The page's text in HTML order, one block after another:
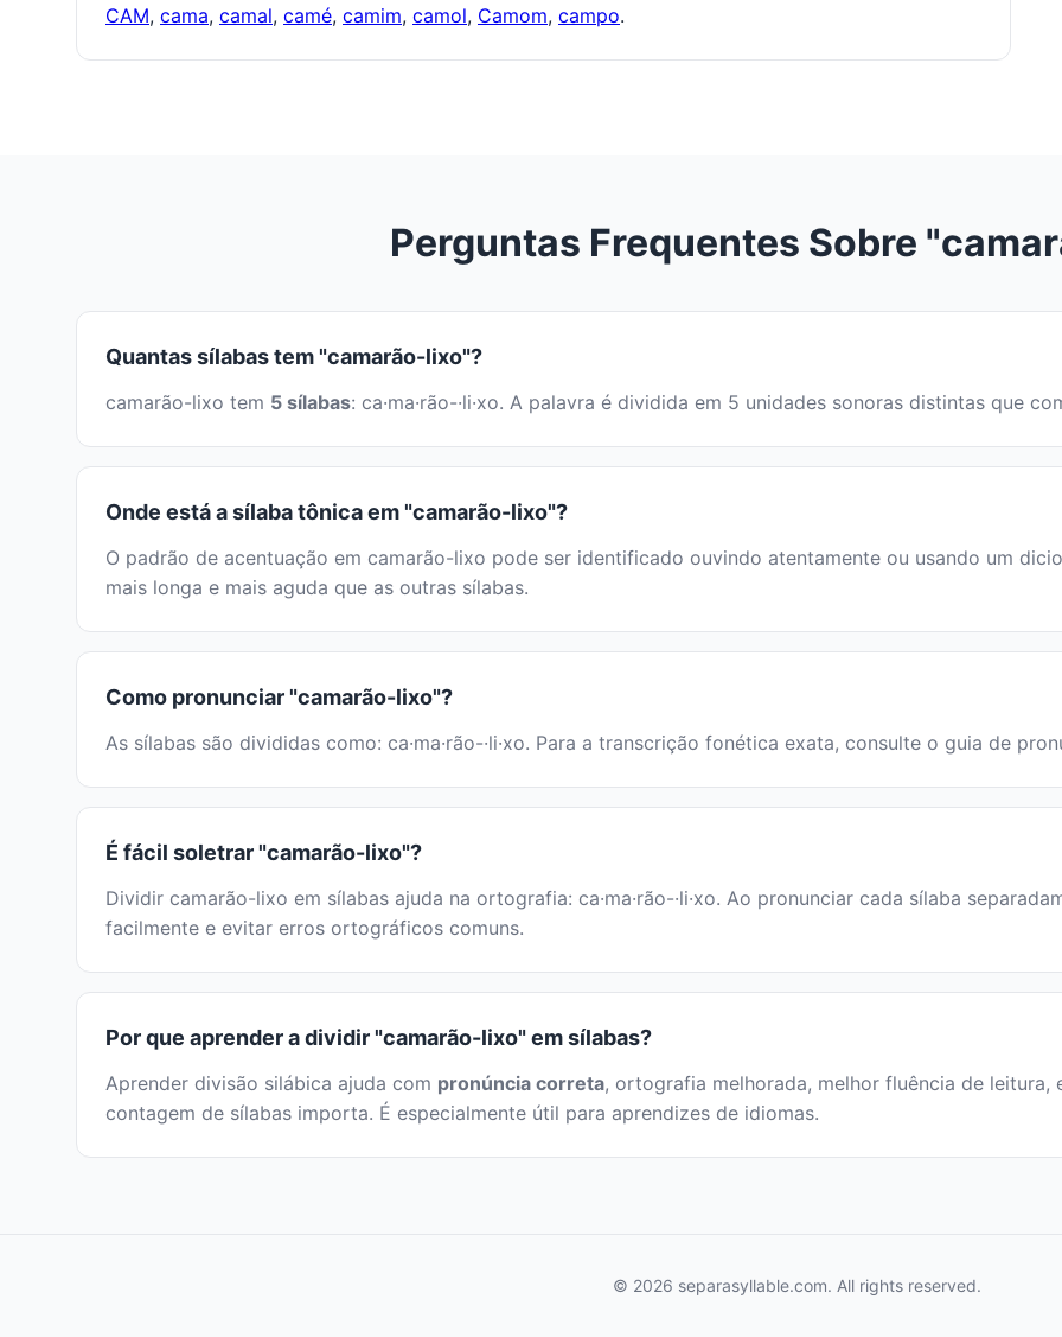
CAM, cama, camal, camé, camim, camol, Camom, campo.
Perguntas Frequentes Sobre
Quantas sílabas tem "camarão-lixo"?
camarão-lixo tem 5 sílabas: ca·ma·rão-·li·xo. A palavra é dividida em 5 unidades sonoras distintas que
Onde está a sílaba tônica em "camarão-lixo"?
O padrão de acentuação em camarão-lixo pode ser identificado ouvindo atentamente ou usando um
mais longa e mais aguda que as outras sílabas.
Como pronunciar "camarão-lixo"?
As sílabas são divididas como: ca·ma·rão-·li·xo. Para a transcrição fonética exata, consulte o guia de
É fácil soletrar "camarão-lixo"?
Dividir camarão-lixo em sílabas ajuda na ortografia: ca·ma·rão-·li·xo. Ao pronunciar cada sílaba
facilmente e evitar erros ortográficos comuns.
Por que aprender a dividir "camarão-lixo" em sílabas?
Aprender divisão silábica ajuda com pronúncia correta, ortografia melhorada, melhor fluência de
contagem de sílabas importa. É especialmente útil para aprendizes de idiomas.
© 2026 separasyllable.com. All rights reserved.